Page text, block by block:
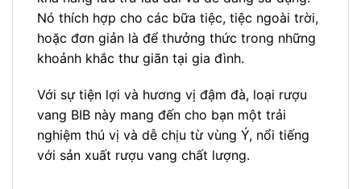
Nó thích hợp cho các bữa tiệc, tiệc ngoài trời,
hoặc đơn giản là để thưởng thức trong những
khoảnh khắc thư giãn tại gia đình.
Với sự tiện lợi và hương vị đậm đà, loại rượu
vang BIB này mang đến cho bạn một trải
nghiệm thú vị và dễ chịu từ vùng Ý, nổi tiếng
với sản xuất rượu vang chất lượng.